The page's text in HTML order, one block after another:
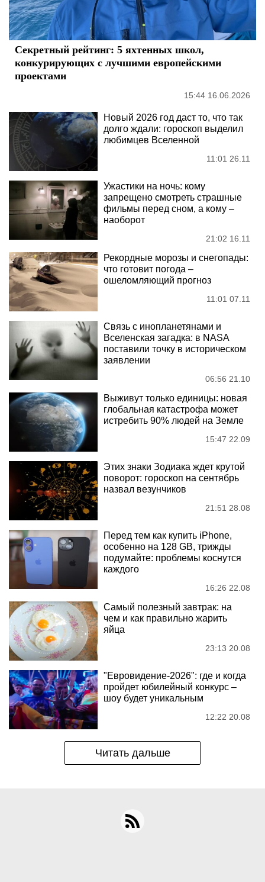
Секретный рейтинг: 5 яхтенных школ,
конкурирующих с лучшими европейскими
проектами
15:44 16.06.2026
Новый 2026 год даст то, что так
долго ждали: гороскоп выделил
любимцев Вселенной
11:01 26.11
Ужастики на ночь: кому
запрещено смотреть страшные
фильмы перед сном, а кому –
наоборот
21:02 16.11
Рекордные морозы и снегопады:
что готовит погода –
ошеломляющий прогноз
11:01 07.11
Связь с инопланетянами и
Вселенская загадка: в NASA
поставили точку в историческом
заявлении
06:56 21.10
Выживут только единицы: новая
глобальная катастрофа может
истребить 90% людей на Земле
15:47 22.09
Этих знаки Зодиака ждет крутой
поворот: гороскоп на сентябрь
назвал везунчиков
21:51 28.08
Перед тем как купить iPhone,
особенно на 128 GB, трижды
подумайте: проблемы коснутся
каждого
16:26 22.08
Самый полезный завтрак: на
чем и как правильно жарить
яйца
23:13 20.08
"Евровидение-2026": где и когда
пройдет юбилейный конкурс –
шоу будет уникальным
12:22 20.08
Читать дальше